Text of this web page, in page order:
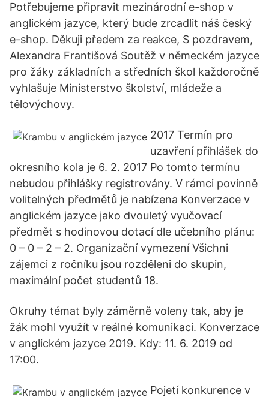
Potřebujeme připravit mezinárodní e-shop v
anglickém jazyce, který bude zrcadlit náš český
e-shop. Děkuji předem za reakce, S pozdravem,
Alexandra Františová Soutěž v německém jazyce
pro žáky základních a středních škol každoročně
vyhlašuje Ministerstvo školství, mládeže a
tělovýchovy.
2017 Termín pro
uzavření přihlášek do
okresního kola je 6. 2. 2017 Po tomto termínu
nebudou přihlášky registrovány. V rámci povinně
volitelných předmětů je nabízena Konverzace v
anglickém jazyce jako dvouletý vyučovací
předmět s hodinovou dotací dle učebního plánu:
0 – 0 – 2 – 2. Organizační vymezení Všichni
zájemci z ročníku jsou rozděleni do skupin,
maximální počet studentů 18.
Okruhy témat byly záměrně voleny tak, aby je
žák mohl využít v reálné komunikaci. Konverzace
v anglickém jazyce 2019. Kdy: 11. 6. 2019 od
17:00.
Pojetí konkurence v